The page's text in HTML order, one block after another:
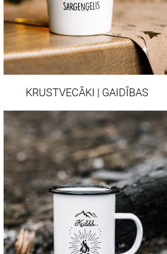
KRUSTVECĀKI | GAIDĪBAS